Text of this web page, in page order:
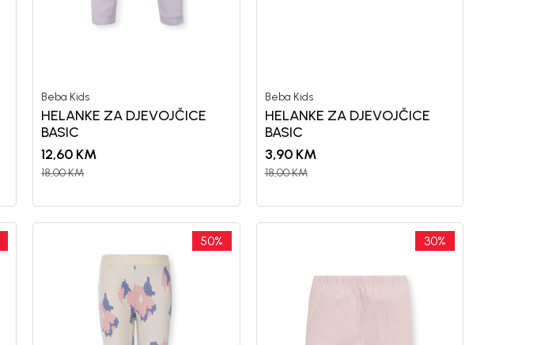
Beba Kids
HELANKE ZA DJEVOJČICE
BASIC
12,60 KM
18,00KM
Beba Kids
HELANKE ZA DJEVOJČICE
BASIC
3,90 KM
18,00KM
50% 30%
Registruj se i osvoji
10% POPUSTA
uz prvu kupovinu